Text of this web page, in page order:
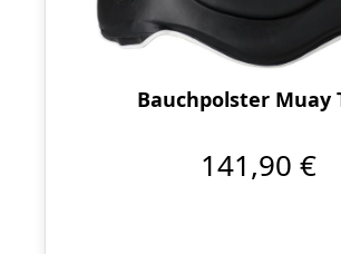
Bauchpolster Muay
141,90 €